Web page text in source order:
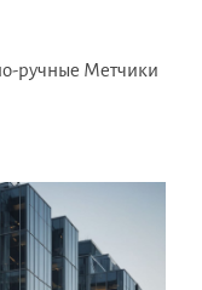
ручные Метчики